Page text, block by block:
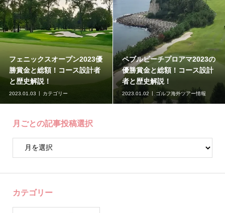
フェニックスオープン2023優
勝賞金と総額！コース設計者
と歴史解説！
2023.01.03 カテゴリー
ペブルビーチプロアマ2023の
優勝賞金と総額！コース設計
者と歴史解説！
2023.01.02 ゴルフ海外ツアー情報
月ごとの記事投稿選択
カテゴリー